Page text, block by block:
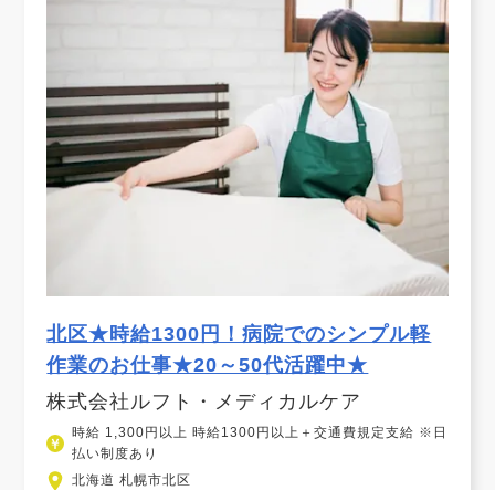
北区★時給1300円！病院でのシンプル軽
作業のお仕事★20～50代活躍中★
株式会社ルフト・メディカルケア
時給 1,300円以上 時給1300円以上＋交通費規定支給 ※日
払い制度あり
北海道 札幌市北区